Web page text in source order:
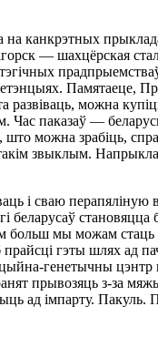
канкрэтных
— шахцёрская
Памятаеце,
развіваць, можна
паказаў —
можна зрабіць,
звыклым.
і сваю перапяліную
беларусаў становяцца
больш мы можам стаць
гэты шлях ад
генетычны
прывозяць з-за
ад імпарту. Пакуль.